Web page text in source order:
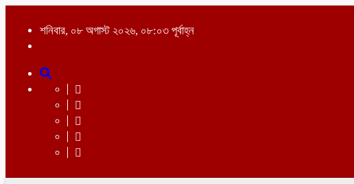
শনিবার, ০৮ অগাস্ট ২০২৬, ০৮:০৩ পূর্বাহ্ন